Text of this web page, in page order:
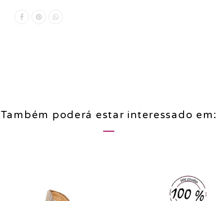
Também poderá estar interessado em: